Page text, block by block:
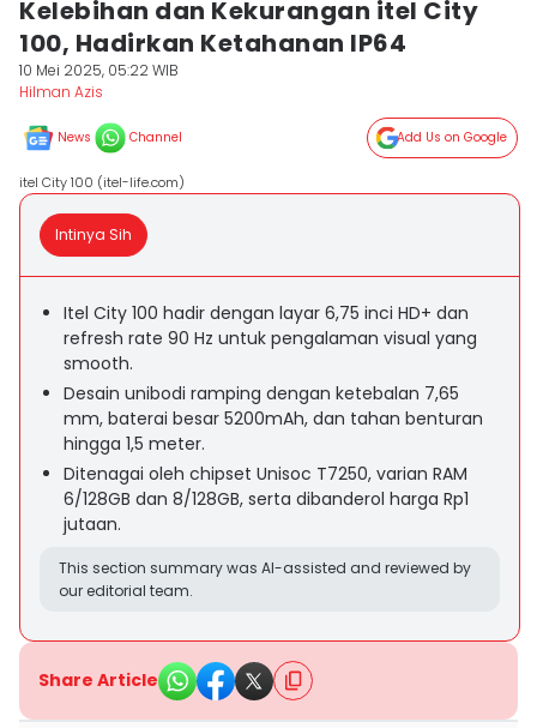
Kelebihan dan Kekurangan itel City
100, Hadirkan Ketahanan IP64
10 Mei 2025, 05:22 WIB
Hilman Azis
News Channel Add Us on Google
itel City 100 (itel-life.com)
Intinya Sih
Itel City 100 hadir dengan layar 6,75 inci HD+ dan
refresh rate 90 Hz untuk pengalaman visual yang
smooth.
Desain unibodi ramping dengan ketebalan 7,65
mm, baterai besar 5200mAh, dan tahan benturan
hingga 1,5 meter.
Ditenagai oleh chipset Unisoc T7250, varian RAM
6/128GB dan 8/128GB, serta dibanderol harga Rp1
jutaan.
This section summary was AI-assisted and reviewed by
our editorial team.
Share Article